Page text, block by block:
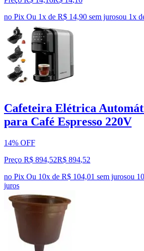
no Pix Ou 1x de R$ 14,90 sem jurosou 1x
Cafeteira Elétrica
para Café Espresso 220V
14% OFF
Preço R$ 894,52R$ 894,52
no Pix Ou 10x de R$ 104,01 sem jurosou 10
juros